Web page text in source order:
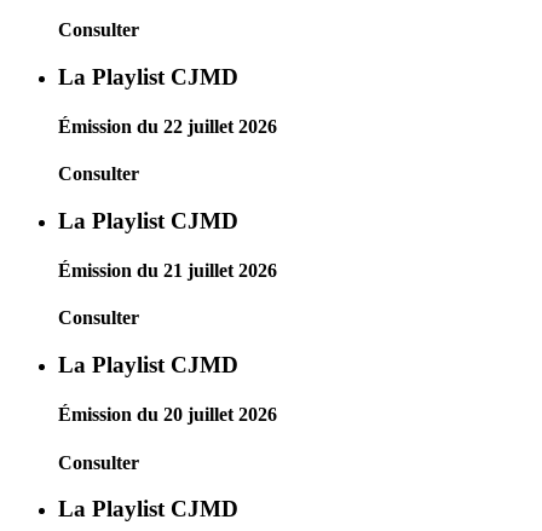
Consulter
La Playlist CJMD
Émission du 22 juillet 2026
Consulter
La Playlist CJMD
Émission du 21 juillet 2026
Consulter
La Playlist CJMD
Émission du 20 juillet 2026
Consulter
La Playlist CJMD